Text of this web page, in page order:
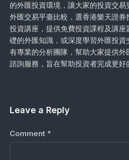
的外匯投資環境，讓大家的投資交易
外匯交易平臺比較，選香港樂天證
投資講座，提供免費投資課程及講
礎的外匯知識，或深度學習外匯投
有專業的分析團隊，幫助大家提供
諮詢服務，旨在幫助投資者完成更好
Leave a Reply
Comment *